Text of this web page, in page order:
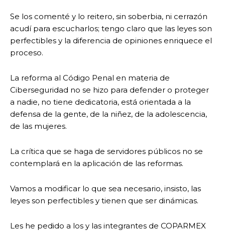
Se los comenté y lo reitero, sin soberbia, ni cerrazón
acudí para escucharlos; tengo claro que las leyes son
perfectibles y la diferencia de opiniones enriquece el
proceso.
La reforma al Código Penal en materia de
Ciberseguridad no se hizo para defender o proteger
a nadie, no tiene dedicatoria, está orientada a la
defensa de la gente, de la niñez, de la adolescencia,
de las mujeres.
La crítica que se haga de servidores públicos no se
contemplará en la aplicación de las reformas.
Vamos a modificar lo que sea necesario, insisto, las
leyes son perfectibles y tienen que ser dinámicas.
Les he pedido a los y las integrantes de COPARMEX